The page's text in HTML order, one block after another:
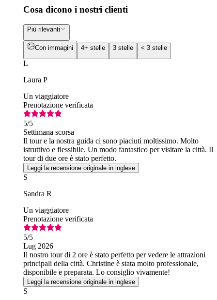
Cosa dicono i nostri clienti
Più rilevanti
Con immagini 4+ stelle 3 stelle < 3 stelle
L
Laura P
Un viaggiatore
Prenotazione verificata
5/5
Settimana scorsa
Il tour e la nostra guida ci sono piaciuti moltissimo. Molto
istruttivo e flessibile. Un modo fantastico per visitare la città. Il
tour di due ore è stato perfetto.
Leggi la recensione originale in inglese
S
Sandra R
Un viaggiatore
Prenotazione verificata
5/5
Lug 2026
Il nostro tour di 2 ore è stato perfetto per vedere le attrazioni
principali della città. Christine è stata molto professionale,
disponibile e preparata. Lo consiglio vivamente!
Leggi la recensione originale in inglese
S